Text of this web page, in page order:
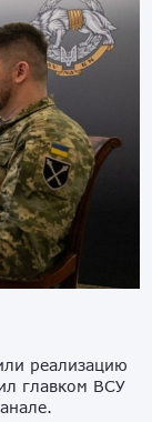
реализацию
главком ВСУ